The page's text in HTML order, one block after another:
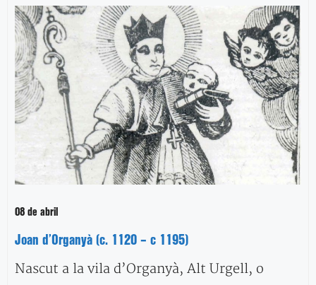
08 de abril
Joan d’Organyà (c. 1120 – c 1195)
Nascut a la vila d’Organyà, Alt Urgell, o